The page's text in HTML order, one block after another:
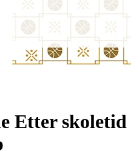
Etter skoletid